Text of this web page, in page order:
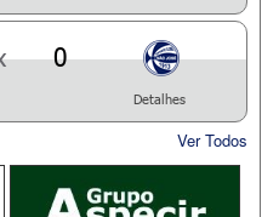
0
Detalhes
Ver Todos